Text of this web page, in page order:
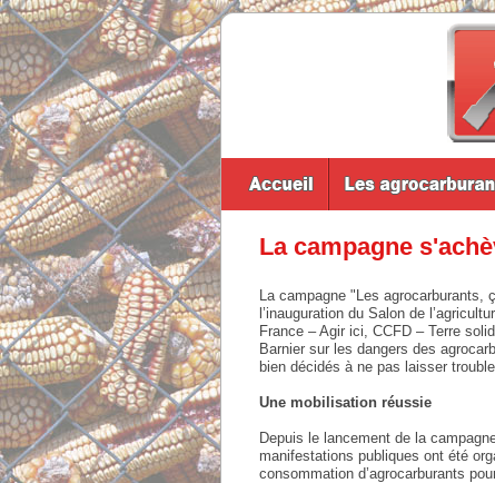
La campagne
La campagne "Les agrocarburants,
l’inauguration du Salon de
France – Agir ici, CCFD – Terre
Barnier sur les dangers des
bien décidés à ne pas laisser
Une mobilisation réussie
Depuis le lancement de la
manifestations publiques ont été
consommation d’agrocarburants